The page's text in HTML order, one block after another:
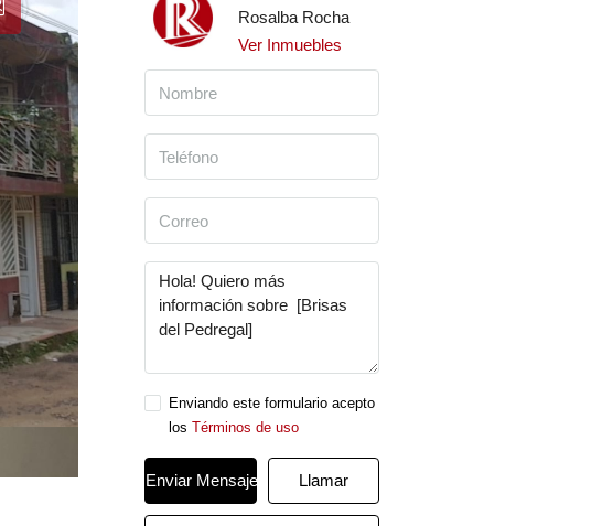
Rosalba Rocha
Ver Inmuebles
Enviando este formulario acepto
los Términos de uso
Enviar Mensaje Llamar